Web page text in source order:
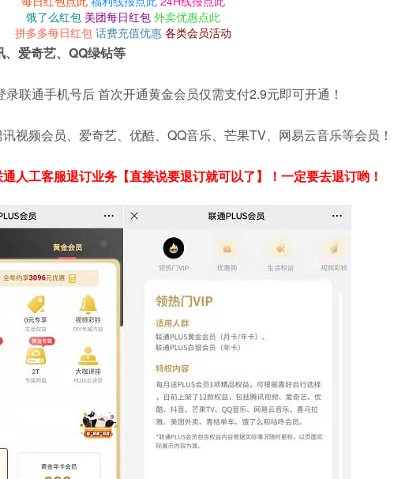
饿了么红包 美团每日红包 外卖优惠点此
拼多多每日红包 话费充值优惠 各类会员活动
爱奇艺、QQ绿钻等
联通手机号后 首次开通黄金会员仅需支付2.9元即可开通！
视频会员、爱奇艺、优酷、QQ音乐、芒果TV、网易云音乐等会员！
人工客服退订业务【直接说要退订就可以了】！一定要去退订哟！